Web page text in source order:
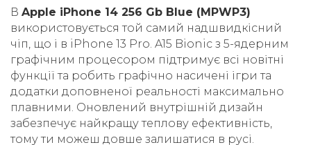
В Apple iPhone 14 256 Gb Blue (MPWP3)
використовується той самий надшвидкісний
чіп, що і в iPhone 13 Pro. A15 Bionic з 5-ядерним
графічним процесором підтримує всі новітні
функції та робить графічно насичені ігри та
додатки доповненої реальності максимально
плавними. Оновлений внутрішній дизайн
забезпечує найкращу теплову ефективність,
тому ти можеш довше залишатися в русі.